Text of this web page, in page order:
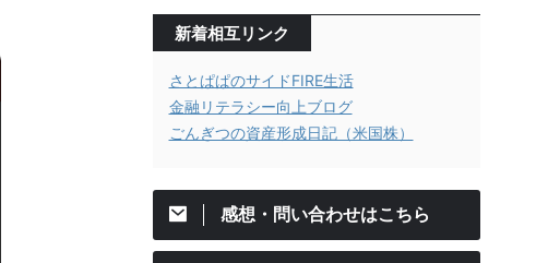
新着相互リンク
さとぱぱのサイドFIRE生活
金融リテラシー向上ブログ
ごんぎつの資産形成日記（米国株）
感想・問い合わせはこちら